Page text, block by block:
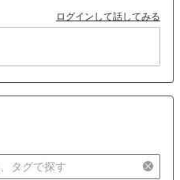
ログインして話してみる